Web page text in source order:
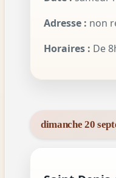
Adresse : non
Horaires : De
dimanche 20